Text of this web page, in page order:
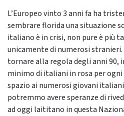
L’Europeo vinto 3 anni fa ha
sembrare florida una situazione
italiano è in crisi, non pure è più
unicamente di numerosi
tornare alla regola degli anni 90,
minimo di italiani in rosa per ogni
spazio ai numerosi giovani
potremmo avere speranze di
ad oggi laititano in questa